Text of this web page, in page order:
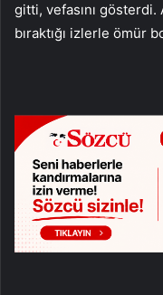
gitti, vefasını gösterdi.
bıraktığı izlerle ömür